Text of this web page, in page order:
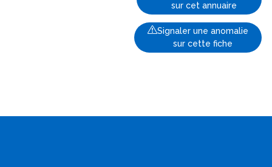
sur cet annuaire
Signaler une anomalie
sur cette fiche